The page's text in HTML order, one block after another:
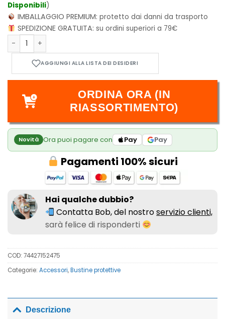
Disponibili)
IMBALLAGGIO PREMIUM:protetto dai danni da trasporto
SPEDIZIONE GRATUITA:su ordini superiori a 79€
One - Touch 5 packs 100PT - Ultra Pro quantità
ORDINA ORA (IN
RIASSORTIMENTO)
Novità Ora puoi pagare con Pay Pay
Pagamenti 100% sicuri
Hai qualche dubbio?
Contatta Bob, del nostroservizio clienti,
sarà felice di risponderti
COD: 74427152475
Categorie: Accessori,Bustine protettive
Descrizione